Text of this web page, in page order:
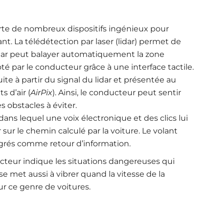
de nombreux dispositifs ingénieux pour
La télédétection par laser (lidar) permet de
peut balayer automatiquement la zone
par le conducteur grâce à une interface tactile.
à partir du signal du lidar et présentée au
d’air (AirPix). Ainsi, le conducteur peut sentir
obstacles à éviter.
lequel une voix électronique et des clics lui
le chemin calculé par la voiture. Le volant
comme retour d’information.
indique les situations dangereuses qui
met aussi à vibrer quand la vitesse de la
ce genre de voitures.